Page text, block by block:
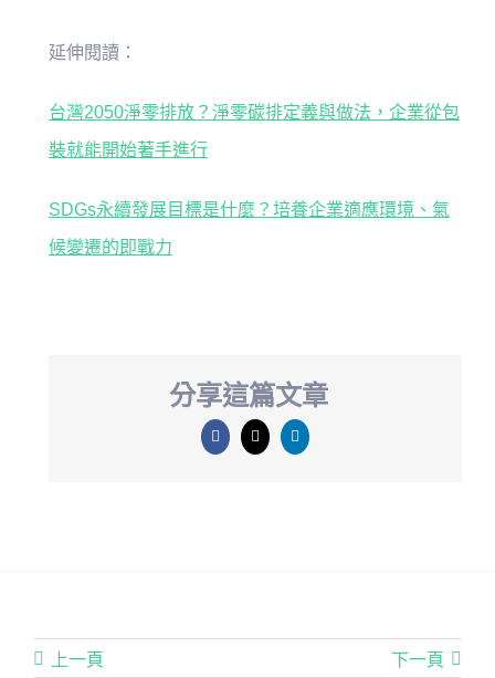
延伸閱讀：
台灣2050淨零排放？淨零碳排定義與做法，企業從包
裝就能開始著手進行
SDGs永續發展目標是什麼？培養企業適應環境、氣
候變遷的即戰力
分享這篇文章
上一頁 下一頁